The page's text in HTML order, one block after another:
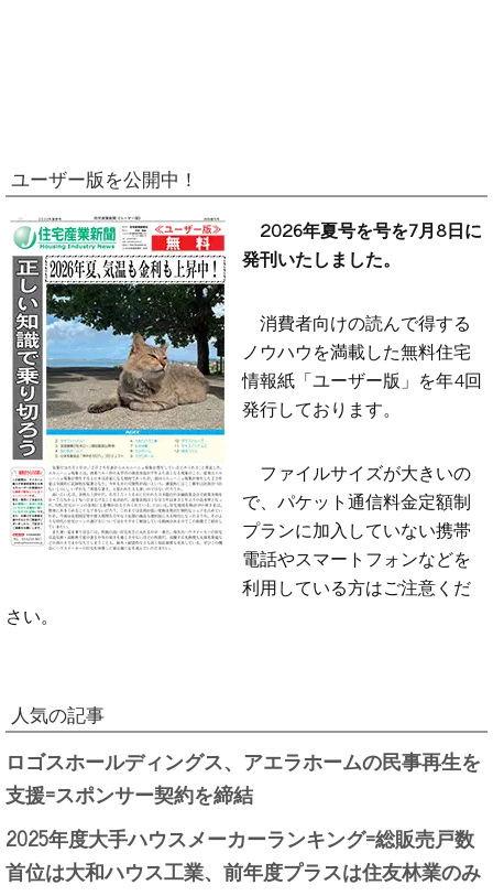
ユーザー版を公開中！
2026年夏号を号を7月8日に
発刊いたしました。
消費者向けの読んで得する
ノウハウを満載した無料住宅
情報紙「ユーザー版」を年4回
発行しております。
ファイルサイズが大きいの
で、パケット通信料金定額制
プランに加入していない携帯
電話やスマートフォンなどを
利用している方はご注意くだ
さい。
人気の記事
ロゴスホールディングス、アエラホームの民事再生を
支援=スポンサー契約を締結
2025年度大手ハウスメーカーランキング=総販売戸数
首位は大和ハウス工業、前年度プラスは住友林業のみ